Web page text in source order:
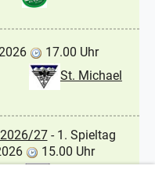
17.00 Uhr
St. Michael
27- 1. Spieltag
15.00 Uhr